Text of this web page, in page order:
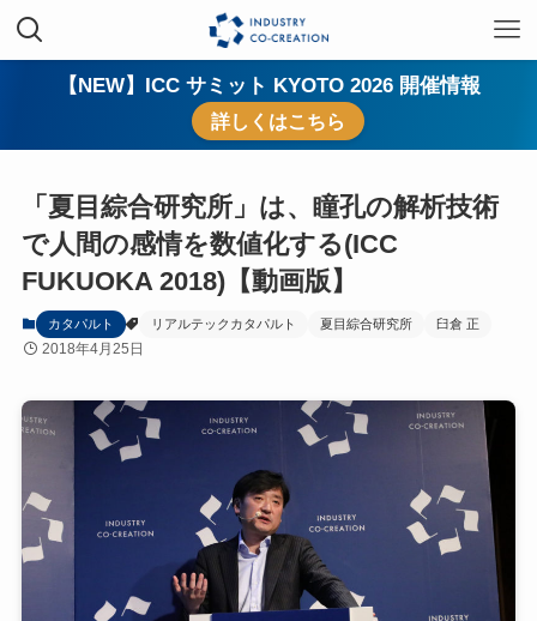
【NEW】ICC サミット KYOTO 2026 開催情報
詳しくはこちら
「夏目綜合研究所」は、瞳孔の解析技術
で人間の感情を数値化する(ICC
FUKUOKA 2018)【動画版】
カタパルト リアルテックカタパルト 夏目綜合研究所 臼倉 正
2018年4月25日